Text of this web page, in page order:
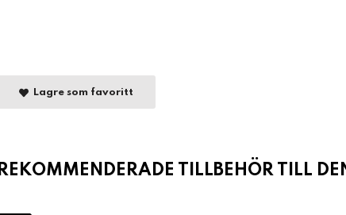
Lagre som favoritt
REKOMMENDERADE TILLBEHÖR TILL